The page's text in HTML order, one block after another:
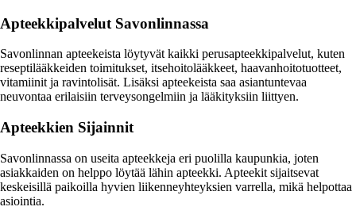
Apteekkipalvelut Savonlinnassa
Savonlinnan apteekeista löytyvät kaikki perusapteekkipalvelut, kuten
reseptilääkkeiden toimitukset, itsehoitolääkkeet, haavanhoitotuotteet,
vitamiinit ja ravintolisät. Lisäksi apteekeista saa asiantuntevaa
neuvontaa erilaisiin terveysongelmiin ja lääkityksiin liittyen.
Apteekkien Sijainnit
Savonlinnassa on useita apteekkeja eri puolilla kaupunkia, joten
asiakkaiden on helppo löytää lähin apteekki. Apteekit sijaitsevat
keskeisillä paikoilla hyvien liikenneyhteyksien varrella, mikä helpottaa
asiointia.